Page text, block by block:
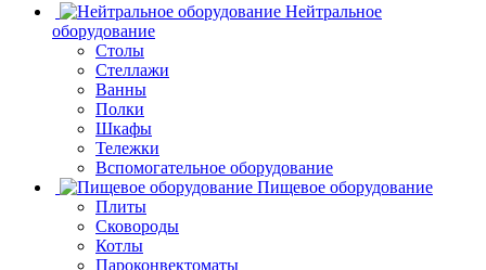
Нейтральное
оборудование
Столы
Стеллажи
Ванны
Полки
Шкафы
Тележки
Вспомогательное оборудование
Пищевое оборудование
Плиты
Сковороды
Котлы
Пароконвектоматы